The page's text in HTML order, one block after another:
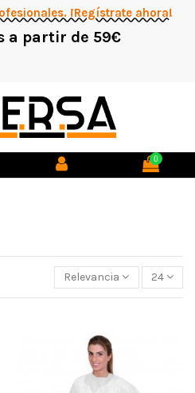
¡Regístrate ahora!
a partir de 59€
0
Relevancia 24